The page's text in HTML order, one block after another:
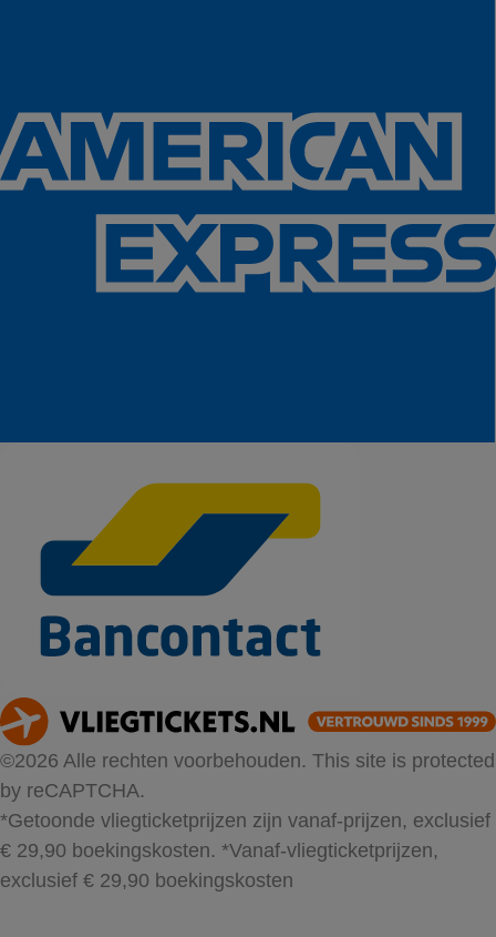
©2026 Alle rechten voorbehouden. This site is protected
by reCAPTCHA.
*Getoonde vliegticketprijzen zijn vanaf-prijzen, exclusief
€ 29,90 boekingskosten. *Vanaf-vliegticketprijzen,
exclusief € 29,90 boekingskosten